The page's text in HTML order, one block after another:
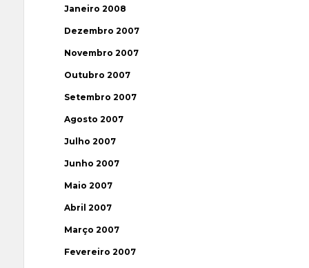
Janeiro 2008
Dezembro 2007
Novembro 2007
Outubro 2007
Setembro 2007
Agosto 2007
Julho 2007
Junho 2007
Maio 2007
Abril 2007
Março 2007
Fevereiro 2007